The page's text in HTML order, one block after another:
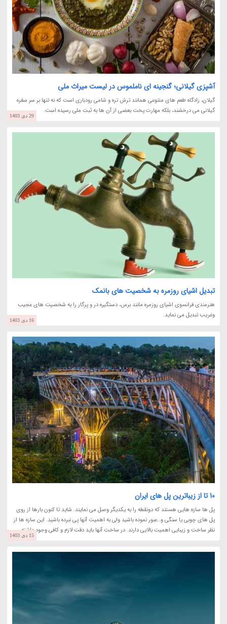
آشپزی گیلانی؛ گنجینه ای ناملموس در لیست میراث ملی
گیلان، زادگاه طعم های متنوعی همانند ترش تره و شامی رودباری است که نه تنها بر سر سفره
گیلانی می درخشند، بلکه مهارت پخت بعضی از آن ها به ثبت ملی رسیده است.
29 دی 1403
تبدیل اشیای روزمره به شخصیت های بانمک
هنرمندی فرانسوی اشیای روزمره مانند برس، دستگیره در و پرگار را به شخصیت های عجیب
وغریب تبدیل می نماید.
16 دی 1403
10 تا از زیباترین پل های ایران
پل ها سازه هایی هستند که دونقطه را به یکدیگر وصل می نمایند. شاید تا کنون بارها از روی
پل های چوبی یا سنگی و…عبور نموده باشید ولی به اهمیت آنها پی نبرده باشید. این سازه ها از
نظر ساخت و زیبایی اهمیت بالایی دارند. در ساخت آنها باید دقت لازم و کافی وجود داشته...
15 دی 1403